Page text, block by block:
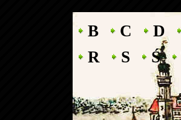
B C D
R
S Ś